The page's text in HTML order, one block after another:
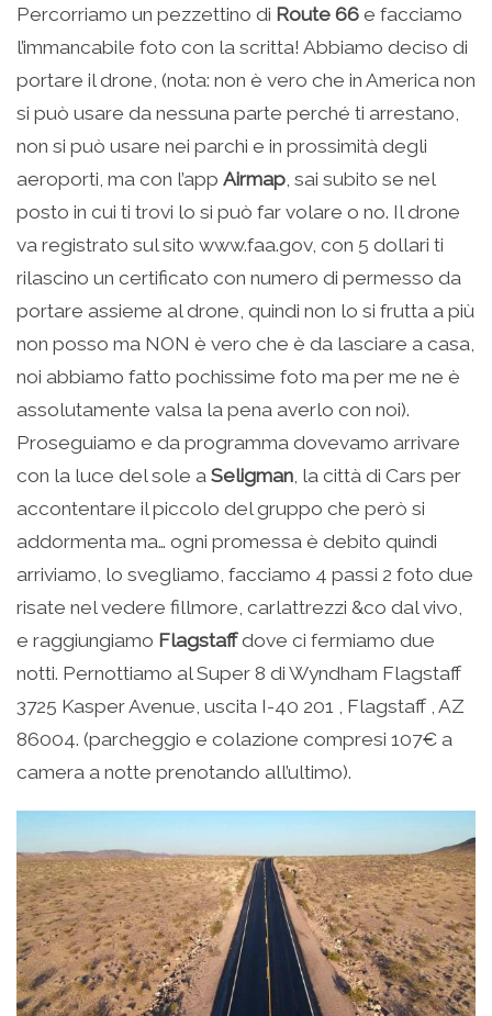
Percorriamo un pezzettino di Route 66 e facciamo
l’immancabile foto con la scritta! Abbiamo deciso di
portare il drone, (nota: non è vero che in America non
si può usare da nessuna parte perché ti arrestano,
non si può usare nei parchi e in prossimità degli
aeroporti, ma con l’app Airmap , sai subito se nel
posto in cui ti trovi lo si può far volare o no. Il drone
va registrato sul sito www.faa.gov, con 5 dollari ti
rilascino un certificato con numero di permesso da
portare assieme al drone, quindi non lo si frutta a più
non posso ma NON è vero che è da lasciare a casa,
noi abbiamo fatto pochissime foto ma per me ne è
assolutamente valsa la pena averlo con noi).
Proseguiamo e da programma dovevamo arrivare
con la luce del sole a Seligman , la città di Cars per
accontentare il piccolo del gruppo che però si
addormenta ma… ogni promessa è debito quindi
arriviamo, lo svegliamo, facciamo 4 passi 2 foto due
risate nel vedere fillmore, carlattrezzi &co dal vivo,
e raggiungiamo Flagstaffdove ci fermiamo due
notti. Pernottiamo al Super 8 di Wyndham Flagstaff
‪3725 Kasper Avenue‬, uscita I-40 201 , ‪Flagstaff , AZ
86004‬. (parcheggio e colazione compresi 107€ a
camera a notte prenotando all’ultimo).